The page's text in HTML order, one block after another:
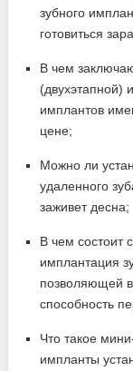
зубного
готовиться
В чем
(двухэтапной)
имплантов
цене;
Можно ли
удаленного
заживет десна;
В чем состоит
имплантация
позволяющей
способность
Что такое
импланты